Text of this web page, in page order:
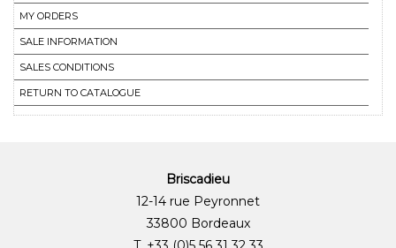
MY ORDERS
SALE INFORMATION
SALES CONDITIONS
RETURN TO CATALOGUE
Briscadieu
12-14 rue Peyronnet
33800 Bordeaux